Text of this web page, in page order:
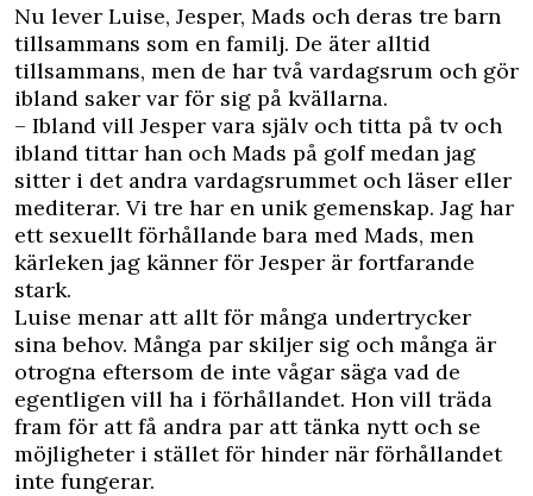
Nu lever Luise, Jesper, Mads och deras tre barn
tillsammans som en familj. De äter alltid
tillsammans, men de har två vardagsrum och gör
ibland saker var för sig på kvällarna.
– Ibland vill Jesper vara själv och titta på tv och
ibland tittar han och Mads på golf medan jag
sitter i det andra vardagsrummet och läser eller
mediterar. Vi tre har en unik gemenskap. Jag har
ett sexuellt förhållande bara med Mads, men
kärleken jag känner för Jesper är fortfarande
stark.
Luise menar att allt för många undertrycker
sina behov. Många par skiljer sig och många är
otrogna eftersom de inte vågar säga vad de
egentligen vill ha i förhållandet. Hon vill träda
fram för att få andra par att tänka nytt och se
möjligheter i stället för hinder när förhållandet
inte fungerar.